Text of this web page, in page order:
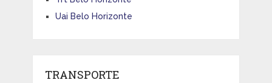
Uai Belo Horizonte
TRANSPORTE